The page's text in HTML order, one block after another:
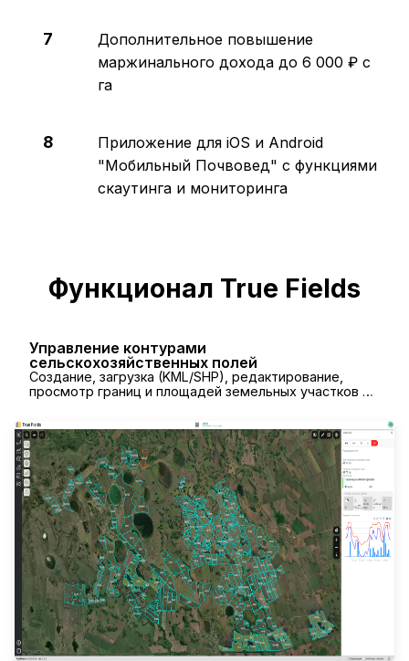
7
Дополнительное повышение
маржинального дохода до 6 000 ₽ с
га
8
Приложение для iOS и Android
"Мобильный Почвовед" с функциями
скаутинга и мониторинга
Функционал True Fields
Управление контурами
сельскохозяйственных полей
Создание, загрузка (KML/SHP), редактирование,
просмотр границ и площадей земельных участков с